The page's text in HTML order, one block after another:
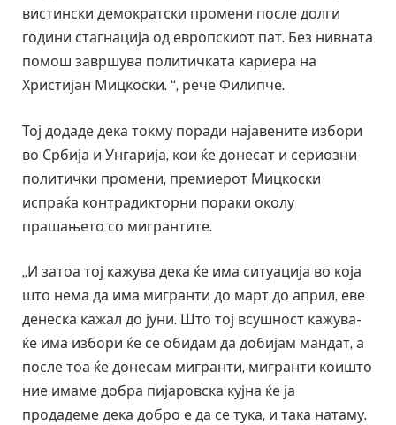
вистински демократски промени после долги
години стагнација од европскиот пат. Без нивната
помош завршува политичката кариера на
Христијан Мицкоски. “, рече Филипче.
Тој додаде дека токму поради најавените избори
во Србија и Унгарија, кои ќе донесат и сериозни
политички промени, премиерот Мицкоски
испраќа контрадикторни пораки околу
прашањето со мигрантите.
„И затоа тој кажува дека ќе има ситуација во која
што нема да има мигранти до март до април, еве
денеска кажал до јуни. Што тој всушност кажува-
ќе има избори ќе се обидам да добијам мандат, а
после тоа ќе донесам мигранти, мигранти коишто
ние имаме добра пијаровска кујна ќе ја
продадеме дека добро е да се тука, и така натаму.